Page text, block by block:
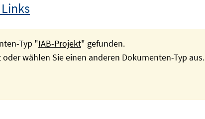
Typ "IAB-Projekt" gefunden.
wählen Sie einen anderen Dokumenten-Typ aus.